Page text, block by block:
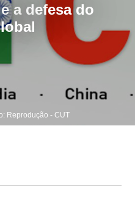
a defesa do
Reprodução - CUT